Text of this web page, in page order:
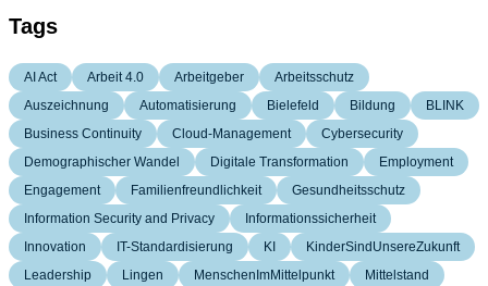
Tags
AI Act Arbeit 4.0 Arbeitgeber
Arbeitsschutz
Auszeichnung
Automatisierung Bielefeld Bildung
BLINK
Business Continuity
Cloud-Management
Cybersecurity
Demographischer Wandel
Digitale Transformation
Employment
Engagement
Familienfreundlichkeit
Gesundheitsschutz
Information Security and Privacy
Informationssicherheit
Innovation
IT-Standardisierung KI
KinderSindUnsereZukunft
Leadership
Lingen MenschenImMittelpunkt
Mittelstand